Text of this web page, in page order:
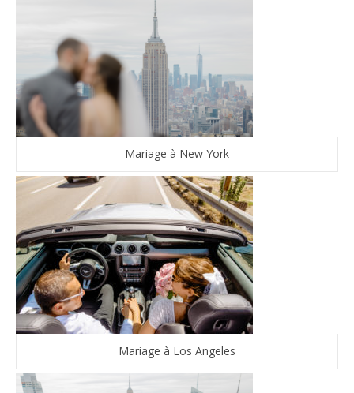
Mariage à New York
Mariage à Los Angeles